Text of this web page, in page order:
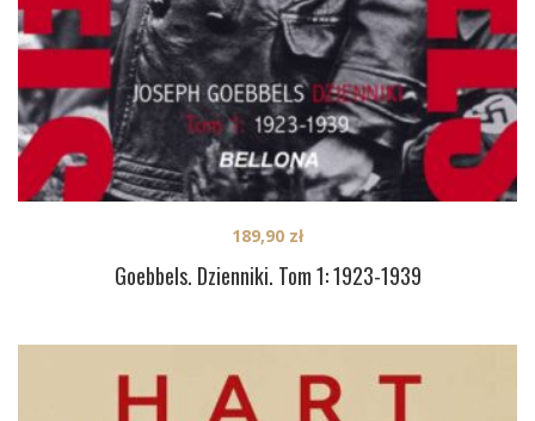
Goebbels. Dzienniki. Tom 1: 1923-1939
189,90 zł